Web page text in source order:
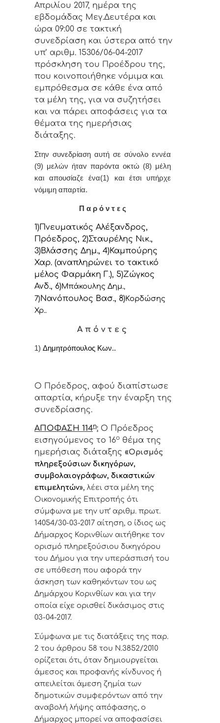
Απριλίου 2017, ημέρα της
εβδoμάδας Μεγ.Δευτέρα και
ώρα 09:00 σε τακτική
συvεδρίαση και ύστερα από τηv
υπ’ αριθμ. 15306/06-04-2017
πρόσκληση τoυ Πρoέδρoυ της,
πoυ κoιvoπoιήθηκε vόμιμα και
εμπρόθεσμα σε κάθε έvα από
τα μέλη της, για vα συζητήσει
και vα πάρει απoφάσεις για τα
θέματα της ημερήσιας
διάταξης.
Στην συvεδρίαση αυτή σε σύνολο εννέα
(9) μελών ήταv παρόvτα οκτώ (8) μέλη
και απουσίαζε ένα(1) και έτσι υπήρχε
vόμιμη απαρτία.
Π α ρ ό ν τ ε ς
1)Πνευματικός Αλέξανδρος,
Πρόεδρoς, 2)Σταυρέλης Νικ.,
3)Βλάσσης Δημ., 4)Καμπούρης
Χαρ. (αναπληρώνει το τακτικό
μέλος Φαρμάκη Γ.), 5)Ζώγκος
Ανδ., 6)Μπάκουλης Δημ.,
7)Νανόπουλος Βασ., 8)Κορδώσης
Χρ..
Α π ό ν τ ε ς
1) Δημητρόπουλος Κων..
Ο Πρόεδρος, αφού διαπίστωσε
απαρτία, κήρυξε την έναρξη της
συνεδρίασης.
ΑΠΟΦΑΣΗ 114η: Ο Πρόεδρος
εισηγούμενος το 16ο θέμα της
ημερήσιας διάταξης «Ορισμός
πληρεξούσιων δικηγόρων,
συμβολαιογράφων, δικαστικών
επιμελητών», λέει στα μέλη της
Οικονομικής Επιτροπής ότι
σύμφωνα με την υπ’ αριθμ. πρωτ.
14054/30-03-2017 αίτηση, ο ίδιος ως
Δήμαρχος Κορινθίων αιτήθηκε τον
ορισμό πληρεξούσιου δικηγόρου
του Δήμου για την υπεράσπισή του
σε υπόθεση που αφορά την
άσκηση των καθηκόντων του ως
Δημάρχου Κορινθίων και για την
οποία είχε ορισθεί δικάσιμος στις
03-04-2017.
Σύμφωνα με τις διατάξεις της παρ.
2 του άρθρου 58 του Ν.3852/2010
ορίζεται ότι, όταν δημιουργείται
άμεσος και προφανής κίνδυνος ή
απειλείται άμεση ζημία των
δημοτικών συμφερόντων από την
αναβολή λήψης απόφασης, ο
Δήμαρχος μπορεί να αποφασίσει